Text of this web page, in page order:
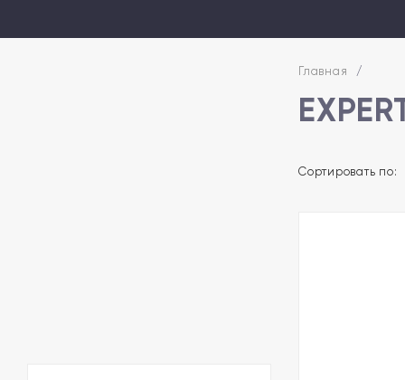
Главная /
Сортировать по: